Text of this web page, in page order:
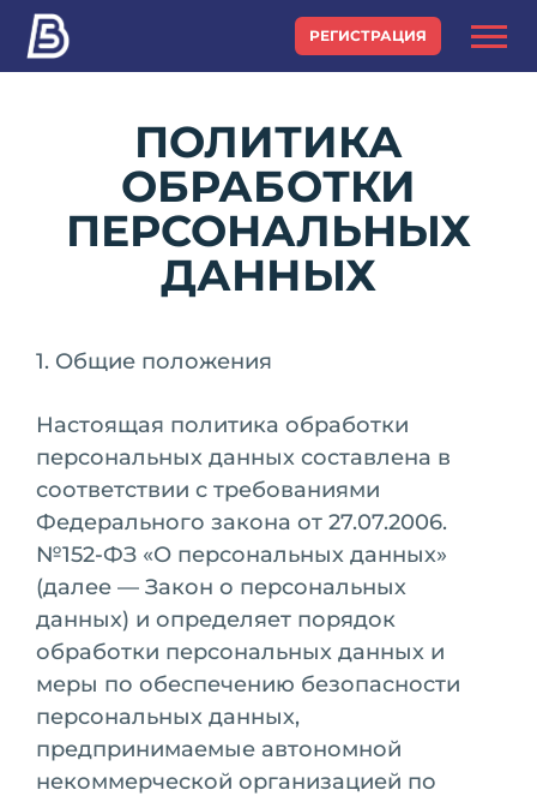
РЕГИСТРАЦИЯ
ПОЛИТИКА
ОБРАБОТКИ
ПЕРСОНАЛЬНЫХ
ДАННЫХ
1. Общие положения
Настоящая политика обработки
персональных данных составлена в
соответствии с требованиями
Федерального закона от 27.07.2006.
№152-ФЗ «О персональных данных»
(далее — Закон о персональных
данных) и определяет порядок
обработки персональных данных и
меры по обеспечению безопасности
персональных данных,
предпринимаемые автономной
некоммерческой организацией по